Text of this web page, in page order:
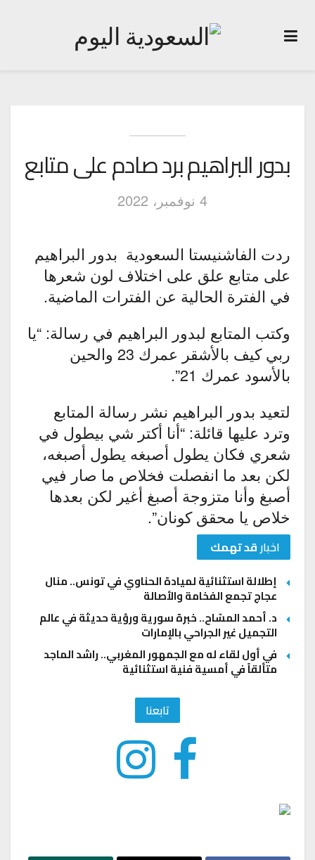
بدور البراهيم برد صادم على متابع
4 نوفمبر، 2022
ردت الفاشنيستا السعودية بدور البراهيم
على متابع علق على اختلاف لون شعرها
في الفترة الحالية عن الفترات الماضية.
وكتب المتابع لبدور البراهيم في رسالة: “يا
ربي كيف بالأشقر عمرك 23 والحين
بالأسود عمرك 21”.
لتعيد بدور البراهيم نشر رسالة المتابع
وترد عليها قائلة: “أنا أكتر شي بيطول في
شعري فكان يطول أصبغه يطول أصبغه،
لكن بعد ما انفصلت فخلاص ما صار فيي
أصبغ وأنا متزوجة أصبغ أغير لكن بعدها
خلاص يا محقق كونان”.
اخبارقد تهمك
إطلالة استثنائية لميادة الحناوي في تونس.. منال
عجاج تجمع الفخامة والأصالة
د. أحمد المسّاح.. خبرة سورية ورؤية حديثة في عالم
التجميل غير الجراحي بالإمارات
في أول لقاء له مع الجمهور المغربي.. راشد الماجد
متألقاً في أمسية فنية استثنائية
تابعنا